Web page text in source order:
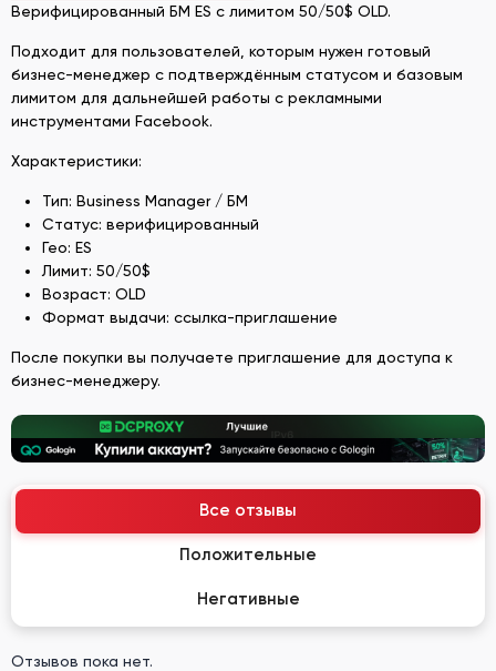
Верифицированный БМ ES с лимитом 50/50$ OLD.
Подходит для пользователей, которым нужен готовый
бизнес-менеджер с подтверждённым статусом и базовым
лимитом для дальнейшей работы с рекламными
инструментами Facebook.
Характеристики:
Тип: Business Manager / БМ
Статус: верифицированный
Гео: ES
Лимит: 50/50$
Возраст: OLD
Формат выдачи: ссылка-приглашение
После покупки вы получаете приглашение для доступа к
бизнес-менеджеру.
Все отзывы
Положительные
Негативные
Отзывов пока нет.